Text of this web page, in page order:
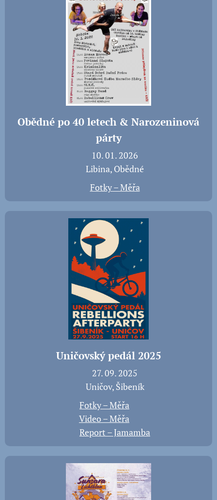
Obědné po 40 letech & Narozeninová
párty
📅 10. 01. 2026
📍 Libina, Obědné
Fotky – Měřa
Uničovský pedál 2025
📅 27. 09. 2025
📍 Uničov, Šibeník
Fotky – Měřa
Video – Měřa
Report – Jamamba